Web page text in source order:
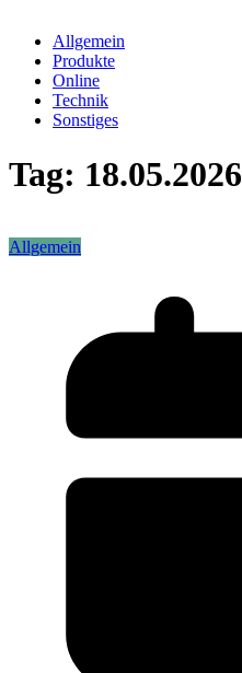
Allgemein
Produkte
Online
Technik
Sonstiges
Tag: 18.05.2026
Allgemein